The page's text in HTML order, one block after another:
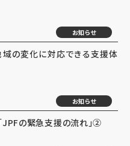
お知らせ
域の変化に対応できる支援体
お知らせ
JPFの緊急支援の流れ」②